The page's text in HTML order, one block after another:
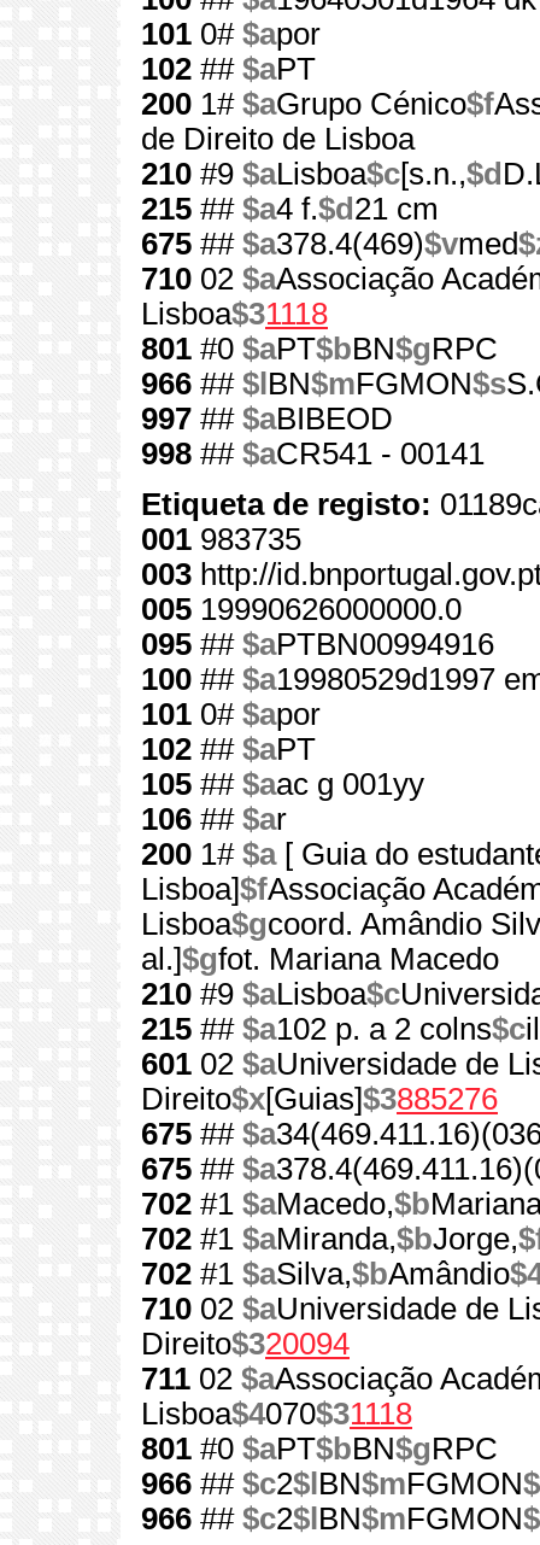
101 0# $apor
102 ## $aPT
200 1# $aGrupo Cénico$f
de Direito de Lisboa
210 #9 $aLisboa$c[s.n.,$d
215 ## $a4 f.$d 21 cm
675 ## $a378.4(469)$vmed
710 02 $aAssociação
Lisboa$31118
801 #0 $aPT$bBN$gRPC
966 ## $l BN$mFGMON$s
997 ## $aBIBEOD
998 ## $aCR541 - 00141
Etiqueta de registo:
001 983735
003 http://
005 19990626000000.0
095 ## $aPTBN00994916
100 ## $a19980529d1997
101 0# $apor
102 ## $aPT
105 ## $aac g 001yy
106 ## $ar
200 1# $a[ Guia do
Lisboa]$fAssociação
Lisboa$gcoord. Amândio
al.]$gfot. Mariana Macedo
210 #9 $aLisboa$c
215 ## $a102 p. a 2 colns$c
601 02 $aUniversidade de
Direito$x[Guias]$3885276
675 ## $a
675 ## $a
702 #1 $aMacedo,$b
702 #1 $aMiranda,$bJorge,
702 #1 $aSilva,$bAmândio
710 02 $aUniversidade de
Direito$320094
711 02 $aAssociação
Lisboa$4070$31118
801 #0 $aPT$bBN$gRPC
966 ## $c2$l BN$mFGMON
966 ## $c2$l BN$mFGMON